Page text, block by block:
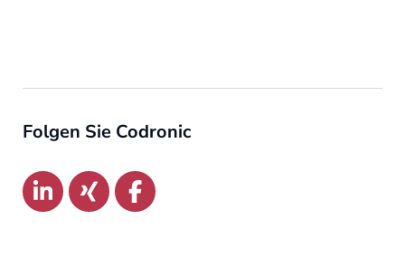
Folgen Sie Codronic
Link zu:Link zu:Link zu: